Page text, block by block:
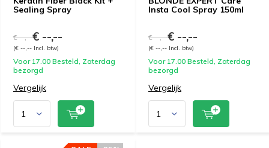
Sealing Spray
€ --,--€ --,--
(€ --,-- Incl. btw)
Voor 17.00 Besteld, Zaterdag
bezorgd
Vergelijk
Insta Cool Spray 150ml
€ --,--€ --,--
(€ --,-- Incl. btw)
Voor 17.00 Besteld, Zaterdag
bezorgd
Vergelijk